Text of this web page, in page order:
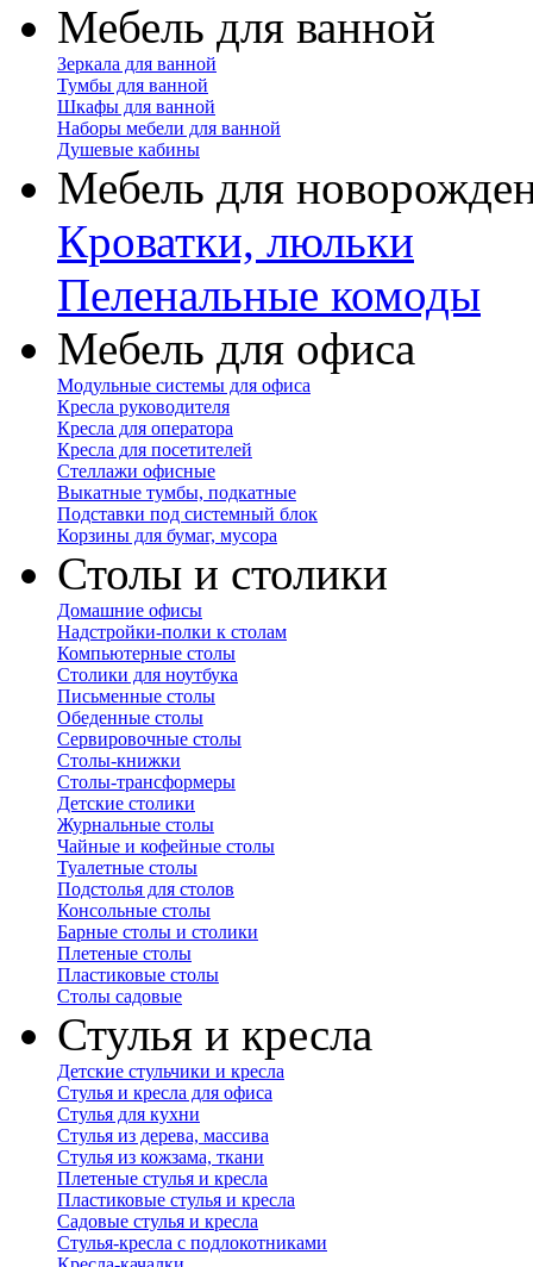
Мебель для ванной
Зеркала для ванной
Тумбы для ванной
Шкафы для ванной
Наборы мебели для ванной
Душевые кабины
Мебель для
Кроватки, люльки
Пеленальные комоды
Мебель для офиса
Модульные системы для офиса
Кресла руководителя
Кресла для оператора
Кресла для посетителей
Стеллажи офисные
Выкатные тумбы, подкатные
Подставки под системный блок
Корзины для бумаг, мусора
Столы и столики
Домашние офисы
Надстройки-полки к столам
Компьютерные столы
Столики для ноутбука
Письменные столы
Обеденные столы
Сервировочные столы
Столы-книжки
Столы-трансформеры
Детские столики
Журнальные столы
Чайные и кофейные столы
Туалетные столы
Подстолья для столов
Консольные столы
Барные столы и столики
Плетеные столы
Пластиковые столы
Столы садовые
Стулья и кресла
Детские стульчики и кресла
Стулья и кресла для офиса
Стулья для кухни
Стулья из дерева, массива
Стулья из кожзама, ткани
Плетеные стулья и кресла
Пластиковые стулья и кресла
Садовые стулья и кресла
Стулья-кресла с подлокотниками